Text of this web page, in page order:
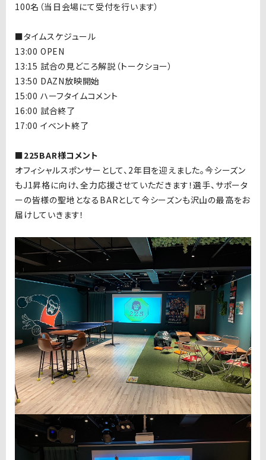
100名（当日会場にて受付を行います）
■タイムスケジュール
13:00 OPEN
13:15 試合の見どころ解説（トークショー）
13:50 DAZN放映開始
15:00 ハーフタイムコメント
16:00 試合終了
17:00 イベント終了
■225BAR様コメント
オフィシャルスポンサーとして、2年目を迎えました。今シーズン
もJ1昇格に向け、全力応援させていただきます！選手、サポータ
ーの皆様の聖地となるBARとして今シーズンも沢山の最高をお
届けしていきます！